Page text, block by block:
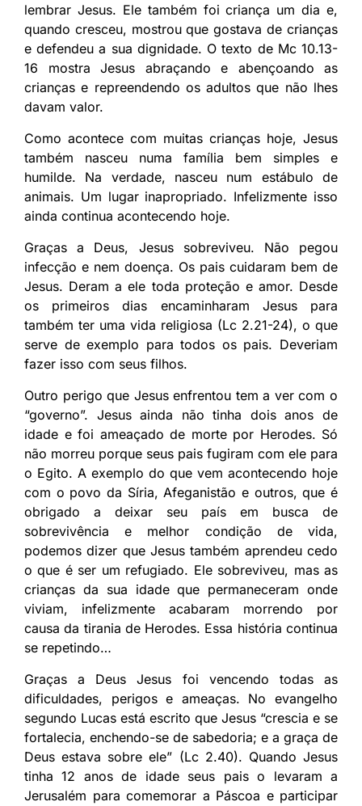
lembrar Jesus. Ele também foi criança um dia e,
quando cresceu, mostrou que gostava de crianças
e defendeu a sua dignidade. O texto de Mc 10.13-
16 mostra Jesus abraçando e abençoando as
crianças e repreendendo os adultos que não lhes
davam valor.
Como acontece com muitas crianças hoje, Jesus
também nasceu numa família bem simples e
humilde. Na verdade, nasceu num estábulo de
animais. Um lugar inapropriado. Infelizmente isso
ainda continua acontecendo hoje.
Graças a Deus, Jesus sobreviveu. Não pegou
infecção e nem doença. Os pais cuidaram bem de
Jesus. Deram a ele toda proteção e amor. Desde
os primeiros dias encaminharam Jesus para
também ter uma vida religiosa (Lc 2.21-24), o que
serve de exemplo para todos os pais. Deveriam
fazer isso com seus filhos.
Outro perigo que Jesus enfrentou tem a ver com o
“governo”. Jesus ainda não tinha dois anos de
idade e foi ameaçado de morte por Herodes. Só
não morreu porque seus pais fugiram com ele para
o Egito. A exemplo do que vem acontecendo hoje
com o povo da Síria, Afeganistão e outros, que é
obrigado a deixar seu país em busca de
sobrevivência e melhor condição de vida,
podemos dizer que Jesus também aprendeu cedo
o que é ser um refugiado. Ele sobreviveu, mas as
crianças da sua idade que permaneceram onde
viviam, infelizmente acabaram morrendo por
causa da tirania de Herodes. Essa história continua
se repetindo…
Graças a Deus Jesus foi vencendo todas as
dificuldades, perigos e ameaças. No evangelho
segundo Lucas está escrito que Jesus “crescia e se
fortalecia, enchendo-se de sabedoria; e a graça de
Deus estava sobre ele” (Lc 2.40). Quando Jesus
tinha 12 anos de idade seus pais o levaram a
Jerusalém para comemorar a Páscoa e participar